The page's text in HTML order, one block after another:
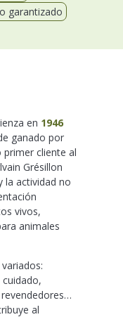
garantizado
en 1946
ganado por
primer cliente al
Grésillon
la actividad no
vivos,
animales
al